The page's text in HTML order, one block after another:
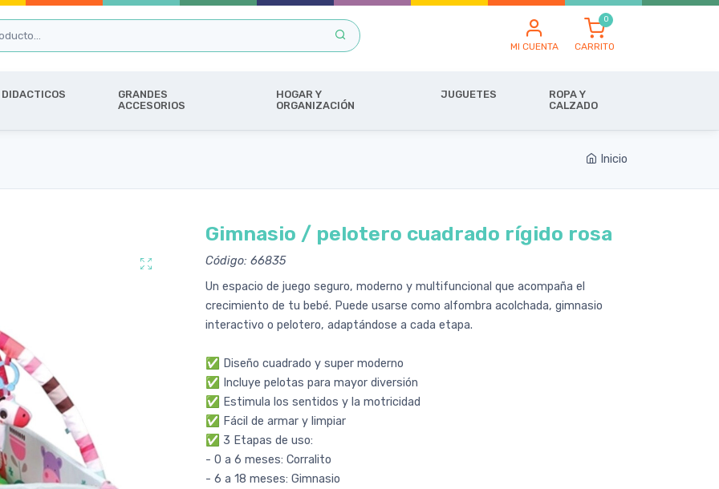
MI CUENTA CARRITO
DIDACTICOS
GRANDES
ACCESORIOS
HOGAR Y
ORGANIZACIÓN
JUGUETES
ROPA Y
CALZADO
Inicio
Gimnasio / pelotero cuadrado rígido rosa
Código: 66835
Un espacio de juego seguro, moderno y multifuncional que acompaña el
crecimiento de tu bebé. Puede usarse como alfombra acolchada, gimnasio
interactivo o pelotero, adaptándose a cada etapa.
✅ Diseño cuadrado y super moderno
✅ Incluye pelotas para mayor diversión
✅ Estimula los sentidos y la motricidad
✅ Fácil de armar y limpiar
✅ 3 Etapas de uso:
- 0 a 6 meses: Corralito
- 6 a 18 meses: Gimnasio